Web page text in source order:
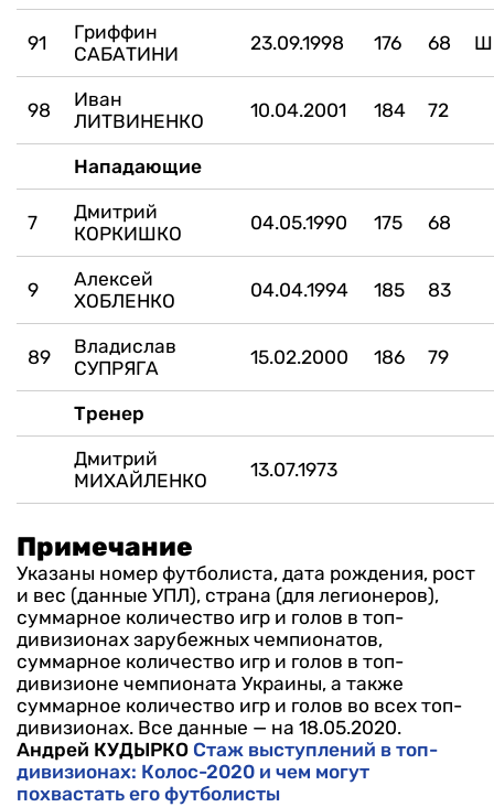
91
Гриффин
САБАТИНИ
23.09.1998 176 68
98
Иван
ЛИТВИНЕНКО
10.04.2001 184 72
Нападающие
7
Дмитрий
КОРКИШКО
04.05.1990 175 68
9
Алексей
ХОБЛЕНКО
04.04.1994 185 83
89
Владислав
СУПРЯГА
15.02.2000 186 79
Тренер
Дмитрий
МИХАЙЛЕНКО
13.07.1973
Примечание
Указаны номер футболиста, дата рождения, рост
и вес (данные УПЛ), страна (для легионеров),
суммарное количество игр и голов в топ-
дивизионах зарубежных чемпионатов,
суммарное количество игр и голов в топ-
дивизионе чемпионата Украины, а также
суммарное количество игр и голов во всех топ-
дивизионах. Все данные — на 18.05.2020.
Андрей КУДЫРКО Стаж выступлений в топ-
дивизионах: Колос-2020 и чем могут
похвастать его футболисты